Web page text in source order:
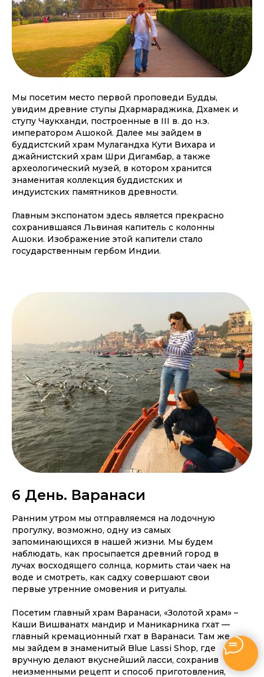
Мы посетим место первой проповеди Будды,
увидим древние ступы Дхармараджика, Дхамек и
ступу Чаукханди, построенные в III в. до н.э.
императором Ашокой. Далее мы зайдем в
буддистский храм Мулагандха Кути Вихара и
джайнистский храм Шри Дигамбар, а также
археологический музей, в котором хранится
знаменитая коллекция буддистских и
индуистских памятников древности.
Главным экспонатом здесь является прекрасно
сохранившаяся Львиная капитель с колонны
Ашоки. Изображение этой капители стало
государственным гербом Индии.
6 День. Варанаси
Ранним утром мы отправляемся на лодочную
прогулку, возможно, одну из самых
запоминающихся в нашей жизни. Мы будем
наблюдать, как просыпается древний город в
лучах восходящего солнца, кормить стаи чаек на
воде и смотреть, как садху совершают свои
первые утренние омовения и ритуалы.
Посетим главный храм Варанаси, «Золотой храм» –
Каши Вишванатх мандир и Маникарника гхат —
главный кремационный гхат в Варанаси. Там же
мы зайдем в знаменитый Blue Lassi Shop, где
вручную делают вкуснейший ласси, сохранив
неизменными рецепт и способ приготовления,